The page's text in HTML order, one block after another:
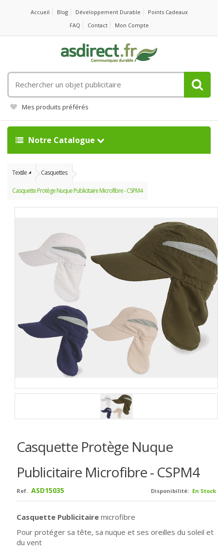
Accueil Blog Développement Durable
Points Cadeaux
FAQ
Contact Mon Compte
un
objet
publicitaire
Mes produits préférés
Notre Catalogue
Textile Casquettes
Casquette Protège Nuque Publicitaire Microfibre - CSPM4
Casquette Protège Nuque
Publicitaire Microfibre - CSPM4
Disponibilité: En Stock
Ref. ASD15035
Casquette Publicitaire microfibre
Pour protéger sa tête, sa nuque et ses oreilles du soleil et
du vent